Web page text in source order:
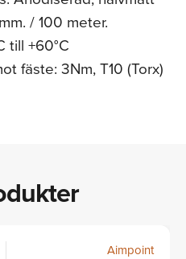
/ 100 meter.
till +60°C
fäste: 3Nm, T10 (Torx)
Aimpoint